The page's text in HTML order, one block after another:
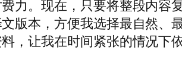
力。现在，只要将整段内容
版本，方便我选择最自然、
，让我在时间紧张的情况下